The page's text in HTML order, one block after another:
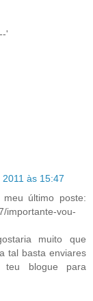
'
às 15:47
último poste:
importante-vou-
muito que
tal basta enviares
blogue para